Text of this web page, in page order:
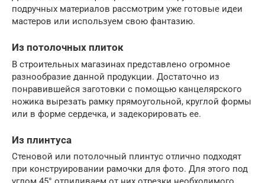
подручных материалов рассмотрим уже готовые идеи
мастеров или используем свою фантазию.
Из потолочных плиток
В строительных магазинах представлено огромное
разнообразие данной продукции. Достаточно из
понравившейся заготовки с помощью канцелярского
ножика вырезать рамку прямоугольной, круглой формы
или в форме сердечка, и задекорировать ее.
Из плинтуса
Стеновой или потолочный плинтус отлично подходят
при конструировании рамочки для фото. Для этого под